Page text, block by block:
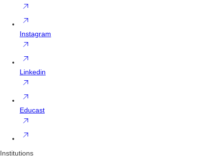
Instagram
Linkedin
Educast
Institutions